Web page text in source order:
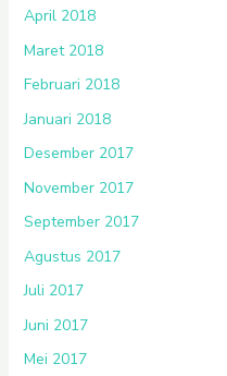
April 2018
Maret 2018
Februari 2018
Januari 2018
Desember 2017
November 2017
September 2017
Agustus 2017
Juli 2017
Juni 2017
Mei 2017